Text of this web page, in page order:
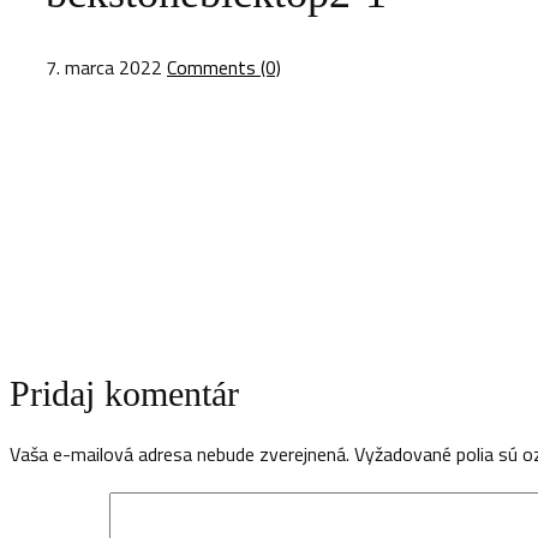
7. marca 2022 Comments (0)
Pridaj komentár
Vaša e-mailová adresa nebude zverejnená. Vyžadované polia sú